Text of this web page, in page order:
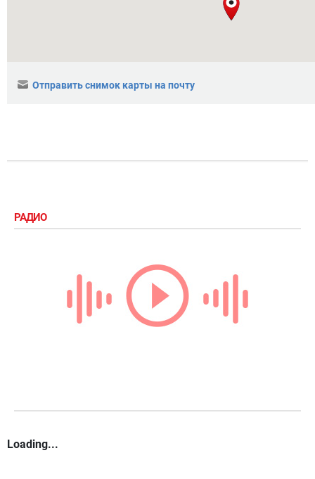
Отправить снимок карты на почту
РАДИО
Loading...